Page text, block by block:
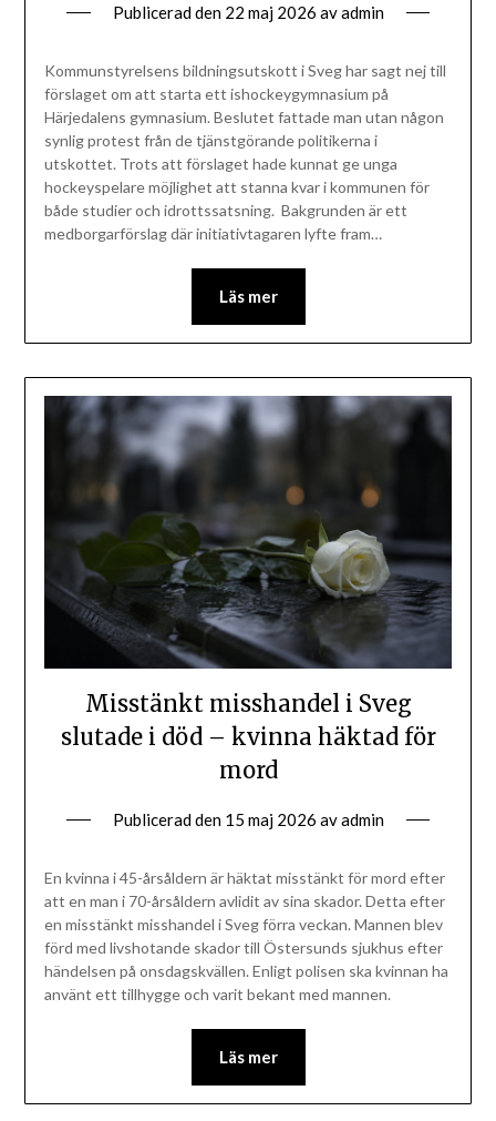
Publicerad den 22 maj 2026 avadmin
Kommunstyrelsens bildningsutskott i Sveg har sagt nej till
förslaget om att starta ett ishockeygymnasium på
Härjedalens gymnasium. Beslutet fattade man utan någon
synlig protest från de tjänstgörande politikerna i
utskottet. Trots att förslaget hade kunnat ge unga
hockeyspelare möjlighet att stanna kvar i kommunen för
både studier och idrottssatsning. Bakgrunden är ett
medborgarförslag där initiativtagaren lyfte fram…
Läs mer
Misstänkt misshandel i Sveg
slutade i död – kvinna häktad för
mord
Publicerad den 15 maj 2026 avadmin
En kvinna i 45-årsåldern är häktat misstänkt för mord efter
att en man i 70-årsåldern avlidit av sina skador. Detta efter
en misstänkt misshandel i Sveg förra veckan. Mannen blev
förd med livshotande skador till Östersunds sjukhus efter
händelsen på onsdagskvällen. Enligt polisen ska kvinnan ha
använt ett tillhygge och varit bekant med mannen.
Läs mer